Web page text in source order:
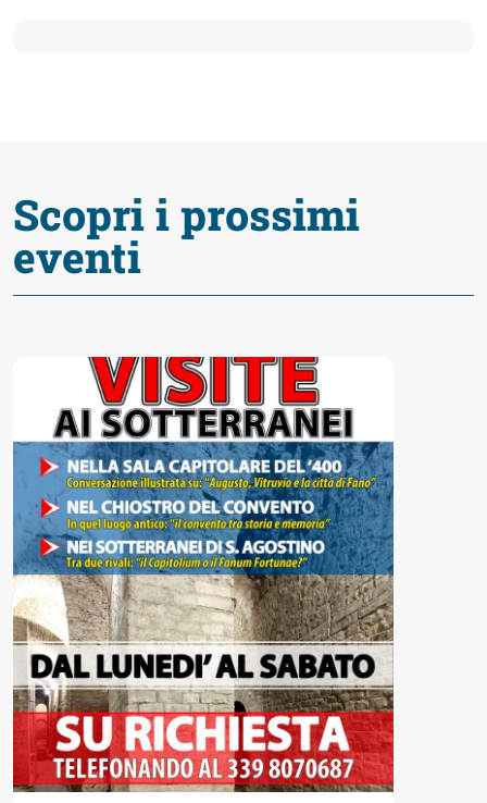
storici
Enogastronomia
Informazioni
Guide
Fano
Accessibili
Scopri i prossimi
eventi